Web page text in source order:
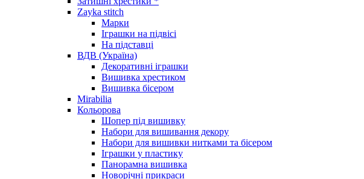
Zayka stitch
Марки
Іграшки на підвісі
На підставці
ВДВ (Україна)
Декоративні іграшки
Вишивка хрестиком
Вишивка бісером
Mirabilia
Кольорова
Шопер під вишивку
Набори для вишивання декору
Набори для вишивки нитками та бісером
Іграшки у пластику
Панорамна вишивка
Новорічні прикраси